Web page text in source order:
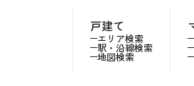
戸建て
エリア検索
駅・沿線検索
地図検索